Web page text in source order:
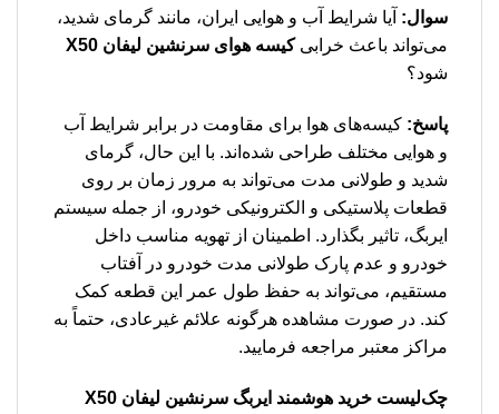
سوال: آیا شرایط آب و هوایی ایران، مانند گرمای شدید،
می‌تواند باعث خرابیکیسه هوای سرنشین لیفان X50
شود؟
پاسخ: کیسه‌های هوا برای مقاومت در برابر شرایط آب
و هوایی مختلف طراحی شده‌اند. با این حال، گرمای
شدید و طولانی مدت می‌تواند به مرور زمان بر روی
قطعات پلاستیکی و الکترونیکی خودرو، از جمله سیستم
ایربگ، تاثیر بگذارد. اطمینان از تهویه مناسب داخل
خودرو و عدم پارک طولانی مدت خودرو در آفتاب
مستقیم، می‌تواند به حفظ طول عمر این قطعه کمک
کند. در صورت مشاهده هرگونه علائم غیرعادی، حتماً به
مراکز معتبر مراجعه فرمایید.
چک‌لیست خرید هوشمند ایربگ سرنشین لیفان X50